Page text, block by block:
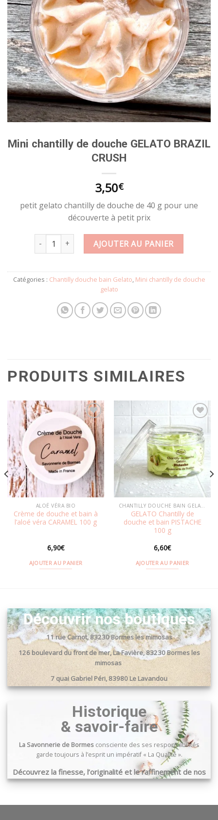
Mini chantilly de douche GELATO BRAZIL
CRUSH
3,50€
petit gelato chantilly de douche de 40 g pour une
découverte à petit prix
quantité de Mini chantilly de douche GELATO BRAZIL
AJOUTER AU PANIER
Catégories : Chantilly douche bain Gelato, Mini chantilly de douche
gelato
PRODUITS SIMILAIRES
Ajouter
à la
wishlist
ALOÉ VÉRA BIO
Crème de douche et bain à
l’aloé véra CARAMEL 100 g
6,90€
AJOUTER AU PANIER
Ajouter
à la
wishlist
GELATO Chantilly de
douche et bain PISTACHE
100 g
6,60€
AJOUTER AU PANIER
Découvrir nos boutiques
11 rue Carnot, 83230 Bormes les mimosas
126 boulevard du front de mer, La Favière, 83230 Bormes les
mimosas
7 quai Gabriel Péri, 83980 Le Lavandou
Historique
& savoir-faire
La Savonnerie de Bormesconsciente des ses responsabilités
garde toujours à l’esprit un impératif « La Qualité ».
Découvrez la finesse, l’originalité et le raffinement de nos
produits …